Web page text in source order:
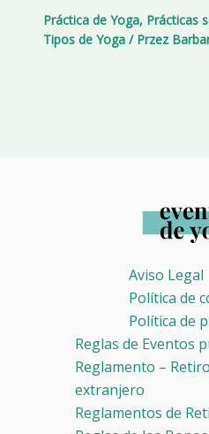
Práctica de Yoga, Prácticas
Tipos de Yoga/ Przez
Aviso Legal
Política de
Política de
Reglas de Eventos
Reglamento –
extranjero
Reglamentos de